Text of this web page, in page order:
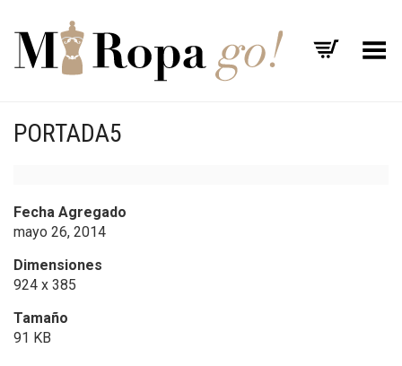
Menú
PORTADA5
Fecha Agregado
mayo 26, 2014
Dimensiones
924 x 385
Tamaño
91 KB